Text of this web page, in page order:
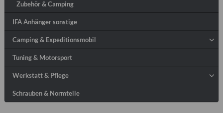
Zubehör & Camping
IFA Anhänger sonstige
Camping & Expeditionsmobil
Tuning & Motorsport
Werkstatt & Pflege
Schrauben & Normteile